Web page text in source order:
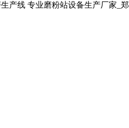
线 专业磨粉站设备生产厂家_